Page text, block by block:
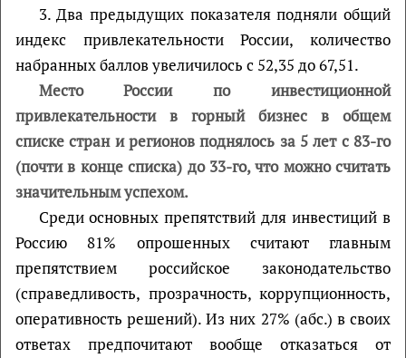
3. Два предыдущих показателя подняли общий
индекс привлекательности России, количество
набранных баллов увеличилось с 52,35 до 67,51.
Место России по инвестиционной
привлекательности в горный бизнес в общем
списке стран и регионов поднялось за 5 лет с 83-го
(почти в конце списка) до 33-го, что можно считать
значительным успехом.
Среди основных препятствий для инвестиций в
Россию 81% опрошенных считают главным
препятствием российское законодательство
(справедливость, прозрачность, коррупционность,
оперативность решений). Из них 27% (абс.) в своих
ответах предпочитают вообще отказаться от